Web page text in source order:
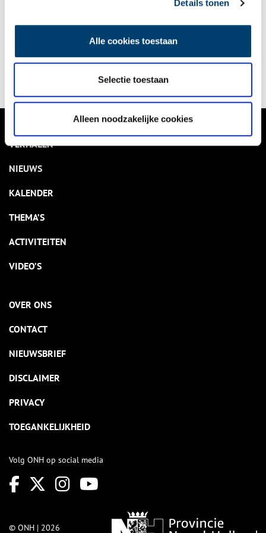
Details tonen
Alle cookies toestaan
Selectie toestaan
Alleen noodzakelijke cookies
Delen
VERHALEN
NIEUWS
KALENDER
THEMA’S
ACTIVITEITEN
VIDEO’S
OVER ONS
CONTACT
NIEUWSBRIEF
DISCLAIMER
PRIVACY
TOEGANKELIJKHEID
Volg ONH op social media
© ONH | 2026